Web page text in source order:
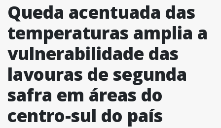
Queda acentuada das
temperaturas amplia a
vulnerabilidade das
lavouras de segunda
safra em áreas do
centro-sul do país